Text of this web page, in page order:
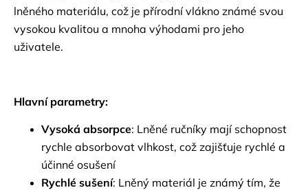
lněného materiálu, což je přírodní vlákno známé svou
vysokou kvalitou a mnoha výhodami pro jeho
uživatele.
Hlavní parametry:
Vysoká absorpce: Lněné ručníky mají schopnost
rychle absorbovat vlhkost, což zajišťuje rychlé a
účinné osušení
Rychlé sušení: Lněný materiál je známý tím, že